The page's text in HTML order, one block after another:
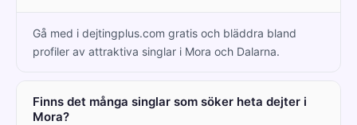
Gå med i dejtingplus.com gratis och bläddra bland
profiler av attraktiva singlar i Mora och Dalarna.
Finns det många singlar som söker heta dejter i
Mora?